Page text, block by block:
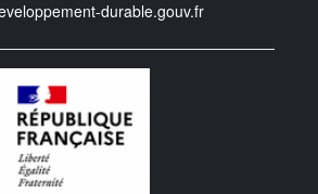
durable.gouv.fr